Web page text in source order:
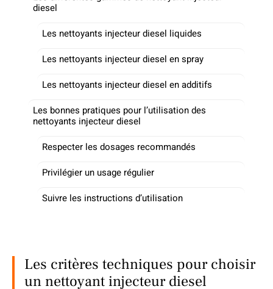
diesel
Les nettoyants injecteur diesel liquides
Les nettoyants injecteur diesel en spray
Les nettoyants injecteur diesel en additifs
Les bonnes pratiques pour l’utilisation des
nettoyants injecteur diesel
Respecter les dosages recommandés
Privilégier un usage régulier
Suivre les instructions d’utilisation
Les critères techniques pour choisir
un nettoyant injecteur diesel